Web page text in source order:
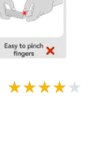
★★★★★
★★★★★